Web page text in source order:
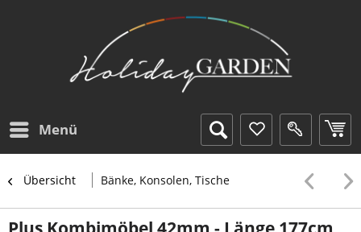
Menü
Übersicht Bänke, Konsolen, Tische